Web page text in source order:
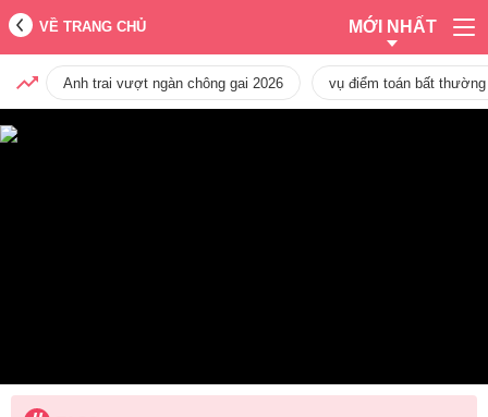
VỀ TRANG CHỦ MỚI NHẤT
Anh trai vượt ngàn chông gai 2026 vụ điểm toán bất